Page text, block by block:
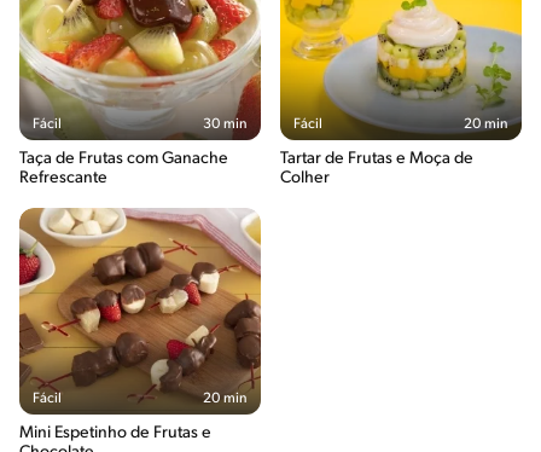
Fácil 30 min
Taça de Frutas com Ganache
Refrescante
Fácil 20 min
Tartar de Frutas e Moça de
Colher
Fácil 20 min
Mini Espetinho de Frutas e